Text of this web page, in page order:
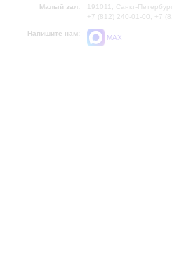
Малый зал:
191011, Санкт-
+7 (812) 240-01-00, +7
Напишите нам:
MAX